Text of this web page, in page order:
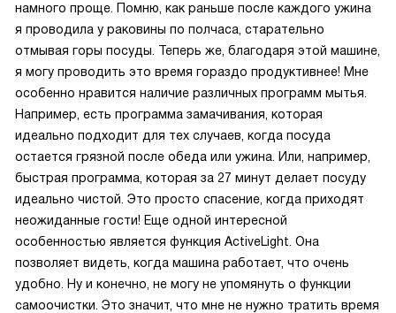
намного проще. Помню, как раньше после каждого ужина
я проводила у раковины по полчаса, старательно
отмывая горы посуды. Теперь же, благодаря этой машине,
я могу проводить это время гораздо продуктивнее! Мне
особенно нравится наличие различных программ мытья.
Например, есть программа замачивания, которая
идеально подходит для тех случаев, когда посуда
остается грязной после обеда или ужина. Или, например,
быстрая программа, которая за 27 минут делает посуду
идеально чистой. Это просто спасение, когда приходят
неожиданные гости! Еще одной интересной
особенностью является функция ActiveLight. Она
позволяет видеть, когда машина работает, что очень
удобно. Ну и конечно, не могу не упомянуть о функции
самоочистки. Это значит, что мне не нужно тратить время